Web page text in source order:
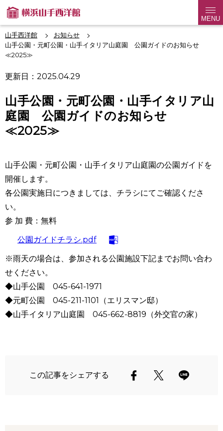
MENU
山手西洋館
お知らせ
山手公園・元町公園・山手イタリア山庭園 公園ガイドのお知らせ
≪2025≫
更新日：2025.04.29
山手公園・元町公園・山手イタリア山
庭園 公園ガイドのお知らせ
≪2025≫
山手公園・元町公園・山手イタリア山庭園の公園ガイドを
開催します。
各公園実施日につきましては、チラシにてご確認くださ
い。
参 加 費：無料
公園ガイドチラシ.pdf
※雨天の場合は、参加される公園施設下記までお問い合わ
せください。
◆山手公園 045-641-1971
◆元町公園 045-211-1101（エリスマン邸）
◆山手イタリア山庭園 045-662-8819（外交官の家）
この記事をシェアする